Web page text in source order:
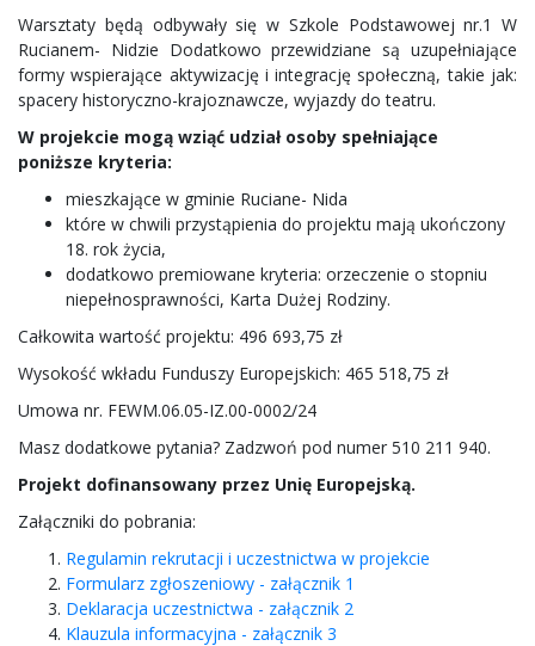
Warsztaty będą odbywały się w Szkole Podstawowej nr.1 W
Rucianem- Nidzie Dodatkowo przewidziane są uzupełniające
formy wspierające aktywizację i integrację społeczną, takie jak:
spacery historyczno-krajoznawcze, wyjazdy do teatru.
W projekcie mogą wziąć udział osoby spełniające
poniższe kryteria:
mieszkające w gminie Ruciane- Nida
które w chwili przystąpienia do projektu mają ukończony
18. rok życia,
dodatkowo premiowane kryteria: orzeczenie o stopniu
niepełnosprawności, Karta Dużej Rodziny.
Całkowita wartość projektu: 496 693,75 zł
Wysokość wkładu Funduszy Europejskich: 465 518,75 zł
Umowa nr. FEWM.06.05-IZ.00-0002/24
Masz dodatkowe pytania? Zadzwoń pod numer 510 211 940.
Projekt dofinansowany przez Unię Europejską.
Załączniki do pobrania:
Regulamin rekrutacji i uczestnictwa w projekcie
Formularz zgłoszeniowy - załącznik 1
Deklaracja uczestnictwa - załącznik 2
Klauzula informacyjna - załącznik 3